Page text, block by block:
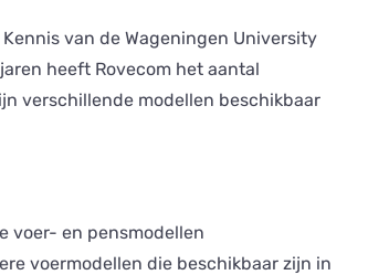
van de Wageningen University
heeft Rovecom het aantal
verschillende modellen beschikbaar
voer- en pensmodellen
voermodellen die beschikbaar zijn in